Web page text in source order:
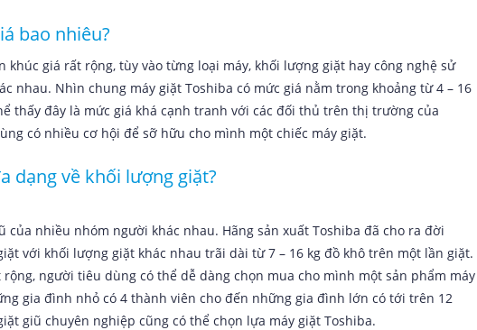
bao nhiêu?
khúc giá rất rộng, tùy vào từng loại máy, khối lượng giặt hay công nghệ sử
nhau. Nhìn chung máy giặt Toshiba có mức giá nằm trong khoảng từ 4 – 16
thấy đây là mức giá khá cạnh tranh với các đối thủ trên thị trường của
có nhiều cơ hội để sỡ hữu cho mình một chiếc máy giặt.
dạng về khối lượng giặt?
nhiều nhóm người khác nhau. Hãng sản xuất Toshiba đã cho ra đời
với khối lượng giặt khác nhau trãi dài từ 7 – 16 kg đồ khô trên một lần giặt.
người tiêu dùng có thể dễ dàng chọn mua cho mình một sản phẩm máy
gia đình nhỏ có 4 thành viên cho đến những gia đình lớn có tới trên 12
giũ chuyên nghiệp cũng có thể chọn lựa máy giặt Toshiba.